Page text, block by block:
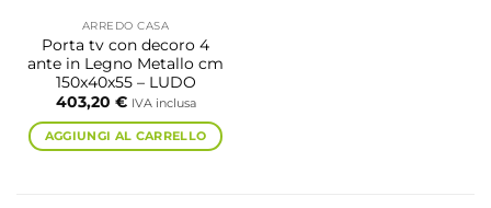
ARREDO CASA
Porta tv con decoro 4
ante in Legno Metallo cm
150x40x55 – LUDO
403,20 € IVA inclusa
AGGIUNGI AL CARRELLO